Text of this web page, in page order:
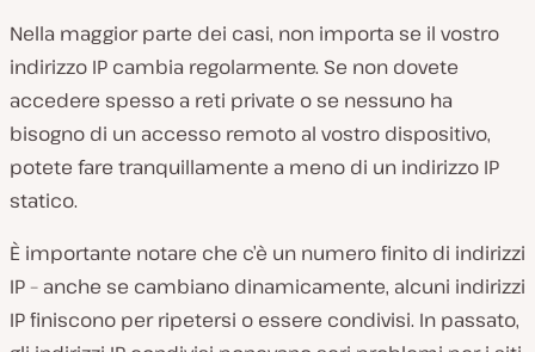
Nella maggior parte dei casi, non importa se il vostro
indirizzo IP cambia regolarmente. Se non dovete
accedere spesso a reti private o se nessuno ha
bisogno di un accesso remoto al vostro dispositivo,
potete fare tranquillamente a meno di un indirizzo IP
statico.
È importante notare che c’è un numero finito di indirizzi
IP – anche se cambiano dinamicamente, alcuni indirizzi
IP finiscono per ripetersi o essere condivisi. In passato,